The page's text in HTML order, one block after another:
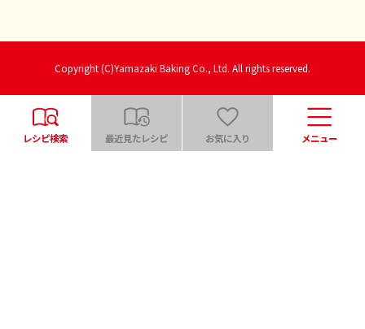
Copyright (C)Yamazaki Baking Co., Ltd. All rights reserved.
レシピ検索 最近見たレシピ お気に入り メニュー